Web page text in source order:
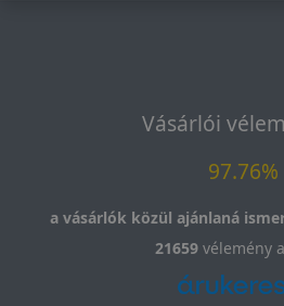
Vásárlói
97.76%
a vásárlók közül ajánlaná
21659 vélemény